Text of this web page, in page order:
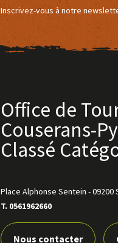
Inscrivez-vous à notre
Office de
Couserans-
Classé
Place Alphonse Sentein -09200
T. 0561962660
Nous contacter